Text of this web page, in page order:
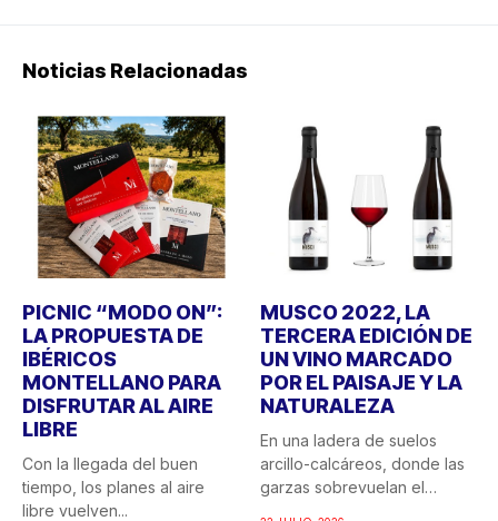
Noticias Relacionadas
PICNIC “MODO ON”:
LA PROPUESTA DE
IBÉRICOS
MONTELLANO PARA
DISFRUTAR AL AIRE
LIBRE
Con la llegada del buen
tiempo, los planes al aire
libre vuelven...
MUSCO 2022, LA
TERCERA EDICIÓN DE
UN VINO MARCADO
POR EL PAISAJE Y LA
NATURALEZA
En una ladera de suelos
arcillo-calcáreos, donde las
garzas sobrevuelan el